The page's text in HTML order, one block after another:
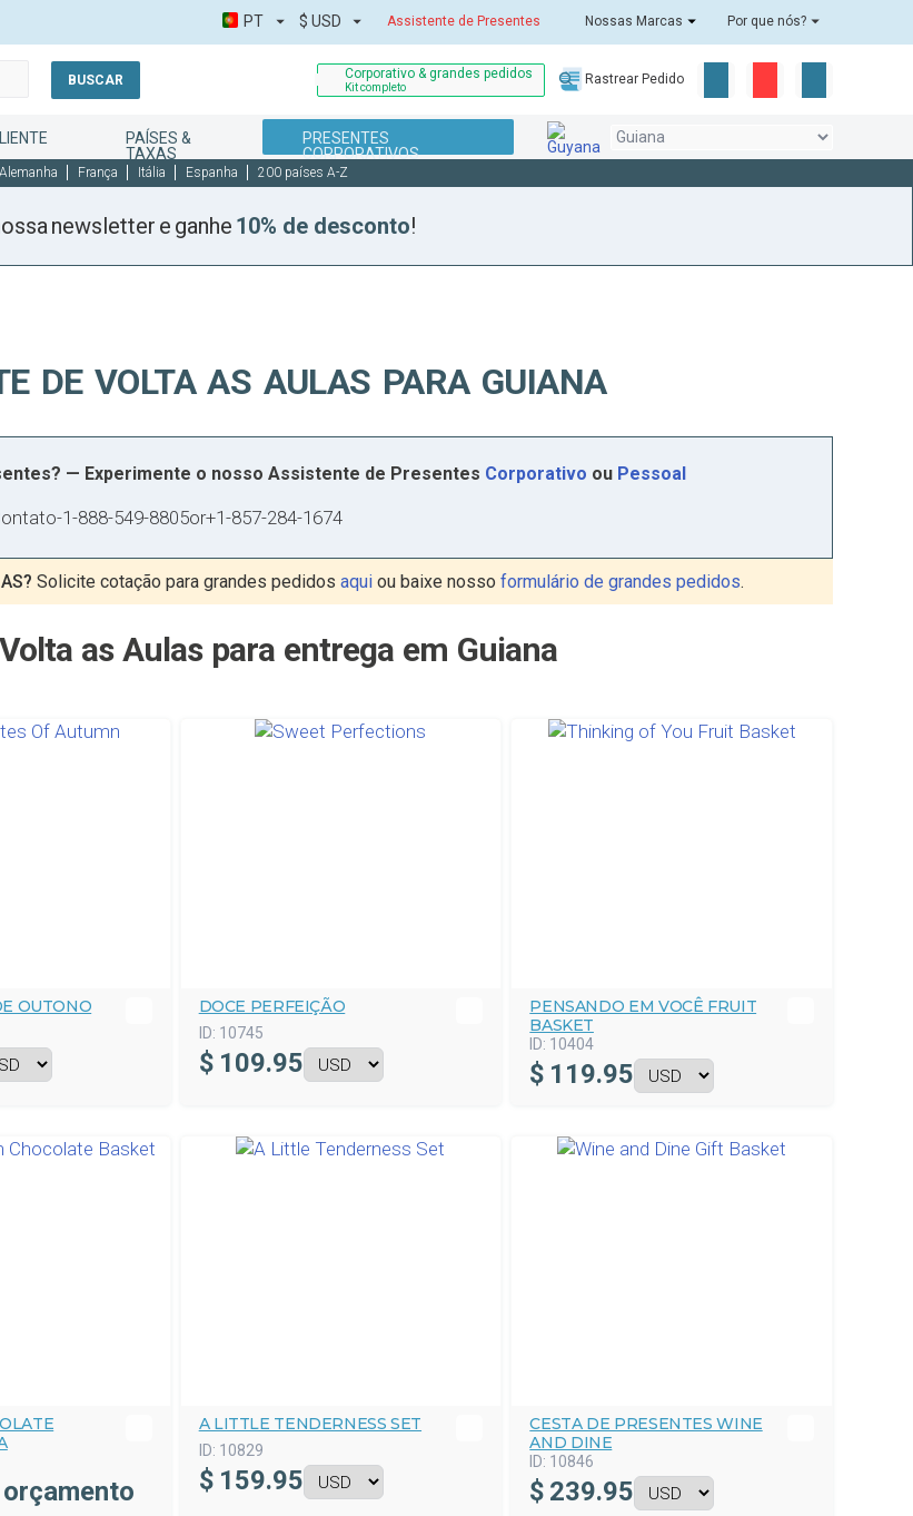
Assistente de Presentes Nossas Marcas Por que nós?
PT $ USD
BUSCAR Corporativo & grandes pedidos
Kit completo
Rastrear Pedido
PAÍSES &
TAXAS
PRESENTES
CORPORATIVOS
Alemanha França Itália Espanha 200 países A-Z
newsletter e ganhe 10% de desconto!
DE VOLTA AS AULAS PARA GUIANA
— Experimente o nosso Assistente de Presentes Corporativo ou Pessoal
-1-888-549-8805or+1-857-284-1674
Solicite cotação para grandes pedidos aquiou baixe nosso formulário de grandes pedidos.
as Aulas para entrega em Guiana
OUTONO DOCE PERFEIÇÃO
ID: 10745
$ 109.95
PENSANDO EM VOCÊ FRUIT
BASKET
ID: 10404
$ 119.95
A LITTLE TENDERNESS SET
ID: 10829
$ 159.95
CESTA DE PRESENTES WINE
AND DINE
ID: 10846
$ 239.95